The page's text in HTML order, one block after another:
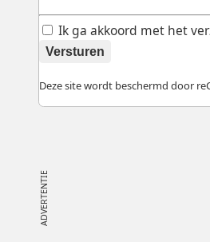
Ik ga akkoord met het
Versturen
Deze site wordt beschermd door